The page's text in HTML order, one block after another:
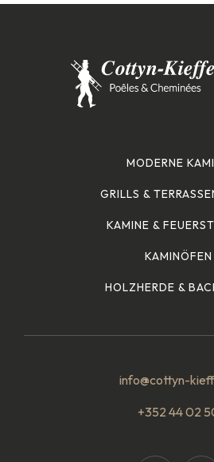
MODERNE
GRILLS &
KAMINE &
KAMINÖFEN
HOLZHERDE &
info@cottyn-
+352 44 02